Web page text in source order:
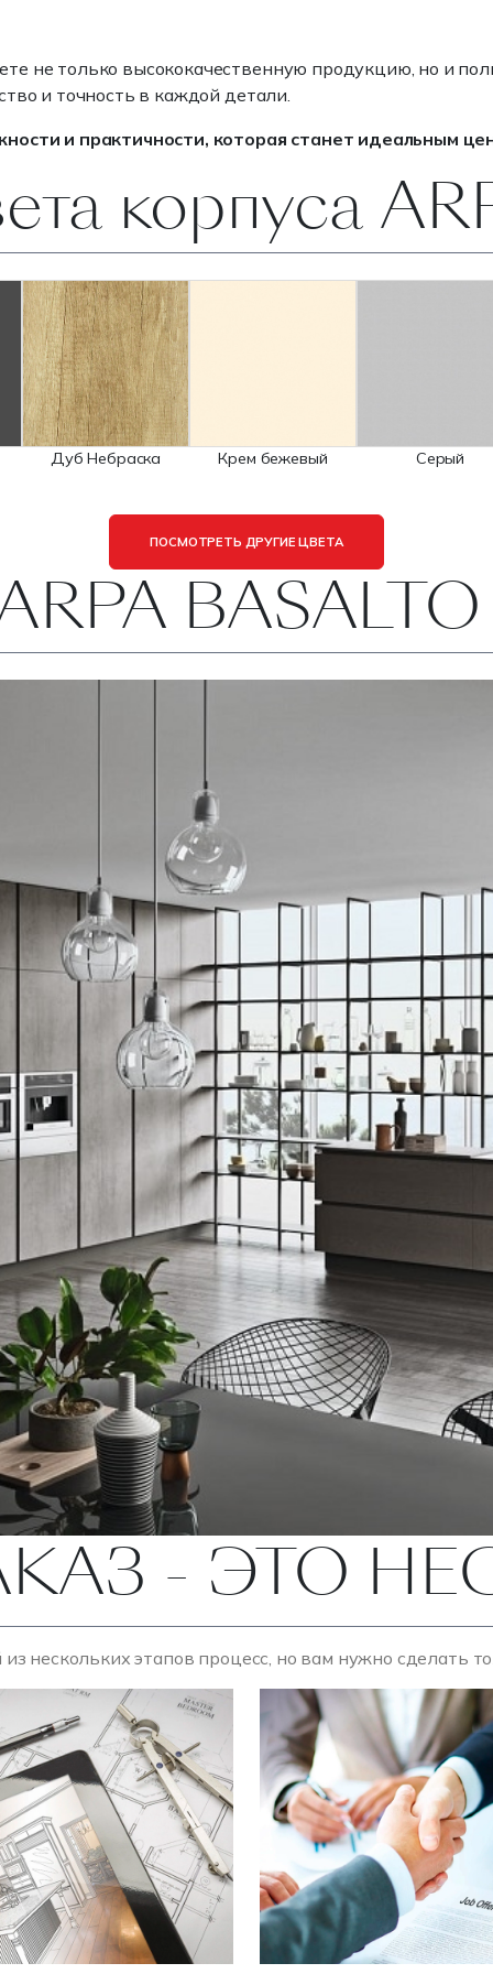
не только высококачественную продукцию, но и
и точность в каждой детали.
и практичности, которая станет идеальным
корпуса
Дуб Небраска Крем бежевый Серый
ПОСМОТРЕТЬ ДРУГИЕ ЦВЕТА
BASALTO
- ЭТО
нескольких этапов процесс, но вам нужно сделать